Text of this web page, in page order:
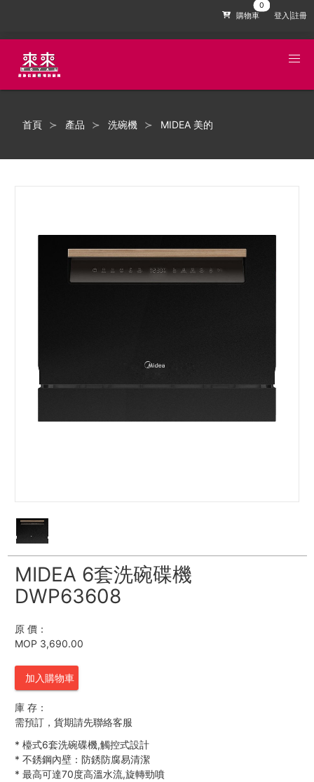
購物車 登入|註冊
首頁 產品 洗碗機 MIDEA 美的
MIDEA 6套洗碗碟機
DWP63608
原 價：
MOP 3,690.00
加入購物車
庫 存：
需預訂，貨期請先聯絡客服
* 檯式6套洗碗碟機,觸控式設計
* 不銹鋼內壁：防銹防腐易清潔
* 最高可達70度高溫水流,旋轉勁噴